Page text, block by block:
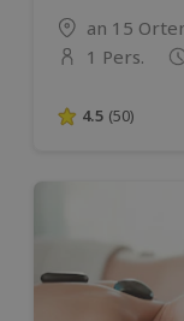
Standort
an 15
Anzahl der
1 Pers.
4.5 von 5
4.5 (50)